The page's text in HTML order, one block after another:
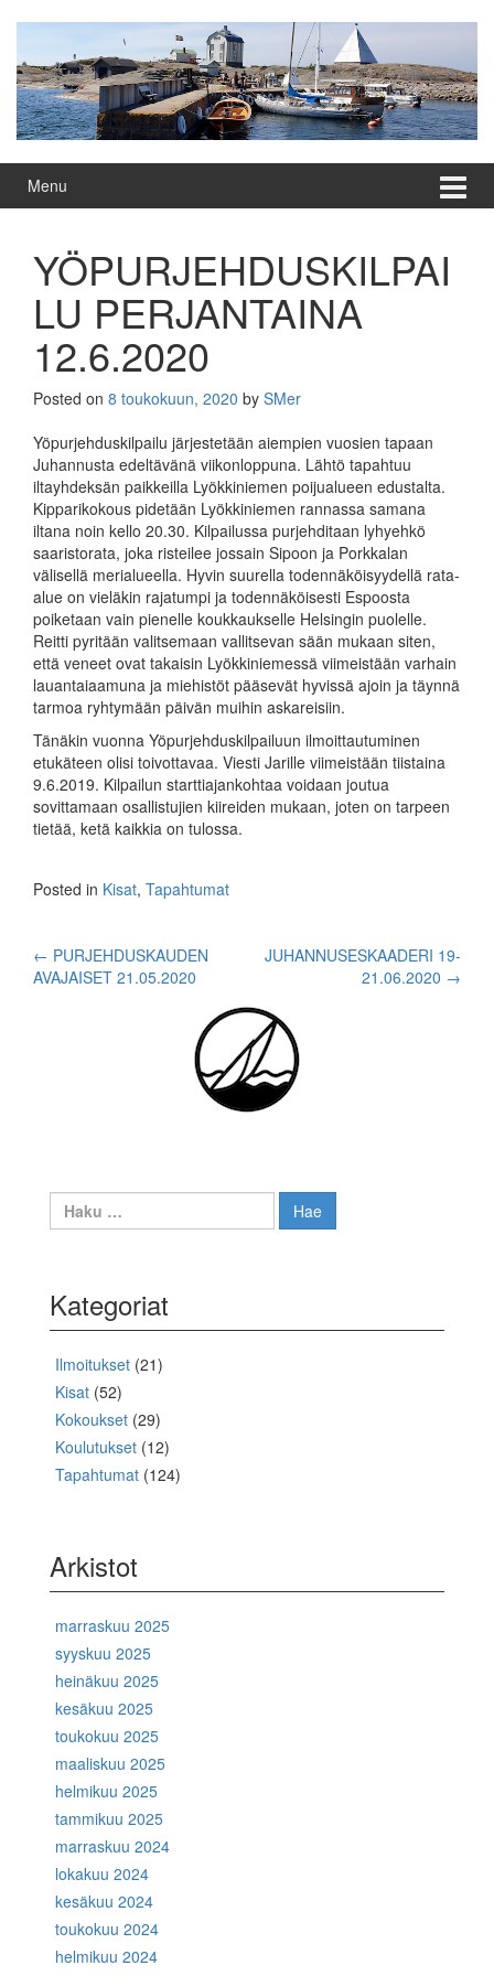
menu
Menu
YÖPURJEHDUSKILPAI
LU PERJANTAINA
12.6.2020
Posted on 8 toukokuun, 2020 by SMer
Yöpurjehduskilpailu järjestetään aiempien vuosien tapaan
Juhannusta edeltävänä viikonloppuna. Lähtö tapahtuu
iltayhdeksän paikkeilla Lyökkinie­men poijualueen edustalta.
Kippariko­kous pidetään Lyökkiniemen rannassa samana
iltana noin kello 20.30. Kil­pailussa purjehditaan lyhyehkö
saaristorata, joka risteilee jossain Sipoon ja Porkkalan
välisellä merialueella. Hyvin suurella todennäköisyydellä rata-
alue on vieläkin rajatumpi ja todennäköisesti Espoosta
poiketaan vain pienelle koukkaukselle Helsingin puolelle.
Reitti pyritään valitsemaan vallitse­van sään mu­kaan siten,
että veneet ovat takaisin Lyökkiniemessä vii­meistään varhain
lauantaiaamuna ja miehistöt pääsevät hyvissä ajoin ja täynnä
tarmoa ryhtymään päivän muihin askareisiin.
Tänäkin vuonna Yöpurjehduskilpailuun ilmoittautuminen
etukäteen olisi toivottavaa. Viesti Jarille viimeistään tiistaina
9.6.2019. Kilpailun starttiajankohtaa voidaan joutua
sovittamaan osallistujien kiireiden mukaan, joten on tarpeen
tietää, ketä kaikkia on tulossa.
Posted in Kisat, Tapahtumat
Post
navigation
← PURJEHDUSKAUDEN
AVAJAISET 21.05.2020
JUHANNUSESKAADERI 19-
21.06.2020 →
Haku:
Kategoriat
Ilmoitukset (21)
Kisat (52)
Kokoukset (29)
Koulutukset (12)
Tapahtumat (124)
Arkistot
marraskuu 2025
syyskuu 2025
heinäkuu 2025
kesäkuu 2025
toukokuu 2025
maaliskuu 2025
helmikuu 2025
tammikuu 2025
marraskuu 2024
lokakuu 2024
kesäkuu 2024
toukokuu 2024
helmikuu 2024